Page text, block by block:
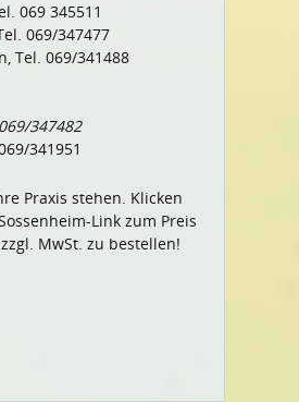
069 345511
069/347477
Tel. 069/341488
347482
341951
Praxis stehen. Klicken
Link zum Preis
MwSt. zu bestellen!